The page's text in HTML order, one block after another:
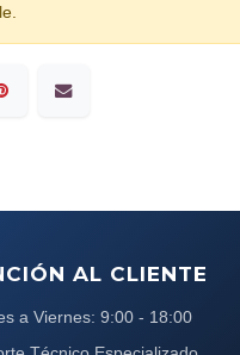
AL CLIENTE
a Viernes: 9:00 - 18:00